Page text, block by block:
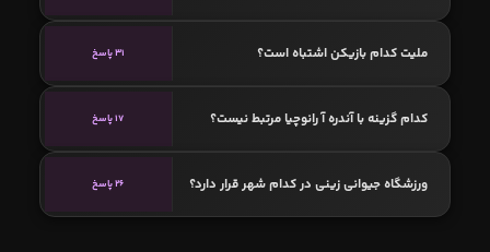
ملیت کدام بازیکن اشتباه است؟ 31 پاسخ
کدام گزینه با آندره آ رانوچیا مرتبط نیست؟ 17 پاسخ
ورزشگاه جیوانی زینی در کدام شهر قرار دارد؟ 26 پاسخ